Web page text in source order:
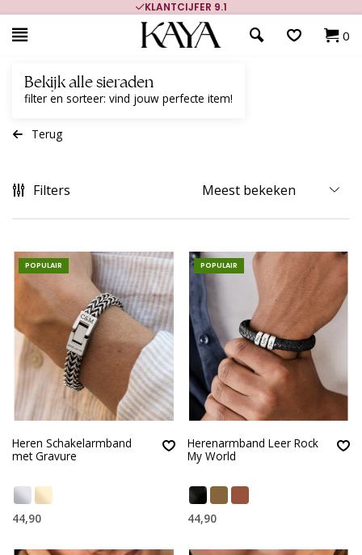
KLANTCIJFER 9.1
0
Bekijk alle sieraden
filter en sorteer: vind jouw perfecte item!
Terug
Filters
POPULAIR
Heren Schakelarmband
met Gravure
44,90
POPULAIR
Herenarmband Leer Rock
My World
44,90